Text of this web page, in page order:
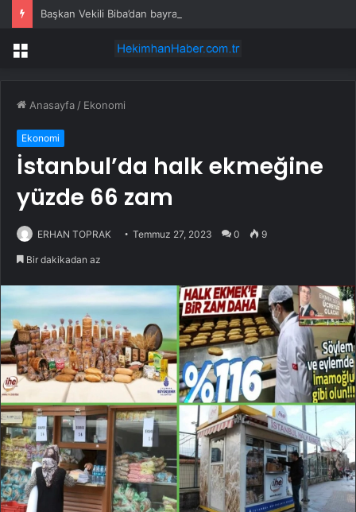
Başkan Vekili Biba’dan bayramda ücretsiz ulaşım müjdesi
Menü
Anasayfa / Ekonomi
Ekonomi
İstanbul’da halk ekmeğine
yüzde 66 zam
ERHAN TOPRAK Temmuz 27, 2023 0 9
Bir dakikadan az